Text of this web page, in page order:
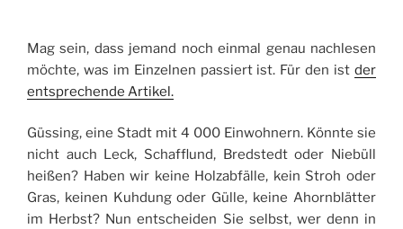
Mag sein, dass jemand noch einmal genau nachlesen
möchte, was im Einzelnen passiert ist. Für den ist der
entsprechende Artikel.
Güssing, eine Stadt mit 4 000 Einwohnern. Könnte sie
nicht auch Leck, Schafflund, Bredstedt oder Niebüll
heißen? Haben wir keine Holzabfälle, kein Stroh oder
Gras, keinen Kuhdung oder Gülle, keine Ahornblätter
im Herbst? Nun entscheiden Sie selbst, wer denn in